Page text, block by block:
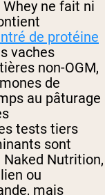
ne fait ni
de protéine
vaches
non-OGM,
de
au pâturage
tests tiers
sont
Nutrition,
ou
mais